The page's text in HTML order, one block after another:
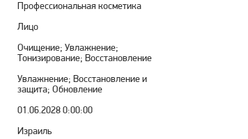
Профессиональная косметика
Лицо
Очищение; Увлажнение;
Тонизирование; Восстановление
Увлажнение; Восстановление и
защита; Обновление
01.06.2028 0:00:00
Израиль